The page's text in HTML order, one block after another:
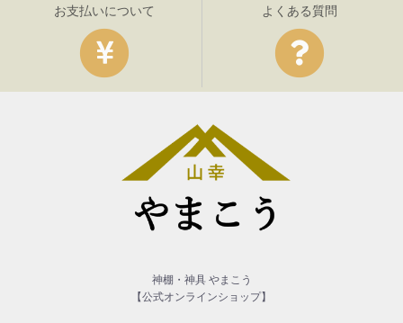
お支払いについて よくある質問
神棚・神具 やまこう
【公式オンラインショップ】